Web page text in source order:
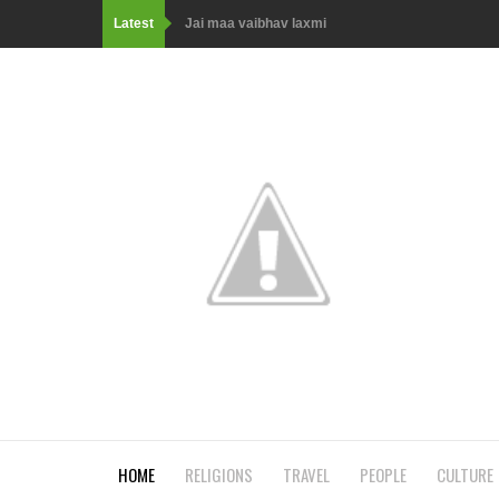
Latest Maa vaishnodevi ke darshan
जानिए मंदोदरी का रावण के अलावा किसके साथ हुआ था
than Ravan?
माता लक्ष्मी ने किस राक्षसराज के बाँधी थी राखी? Which
HOME RELIGIONS TRAVEL PEOPLE CULTURE